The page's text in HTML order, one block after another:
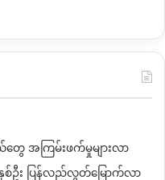
အကြမ်းဖက်မှုများလာ
နှစ်ဦး ပြန်လည်လွတ်မြောက်လာ